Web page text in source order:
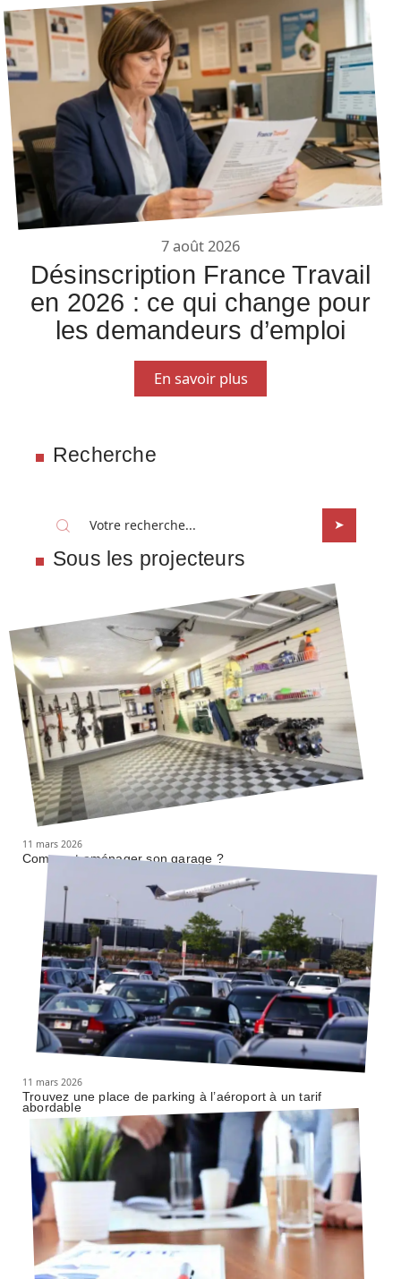
7 août 2026
Désinscription France Travail
en 2026 : ce qui change pour
les demandeurs d’emploi
En savoir plus
Recherche
Sous les projecteurs
11 mars 2026
Comment aménager son garage ?
11 mars 2026
Trouvez une place de parking à l’aéroport à un tarif
abordable